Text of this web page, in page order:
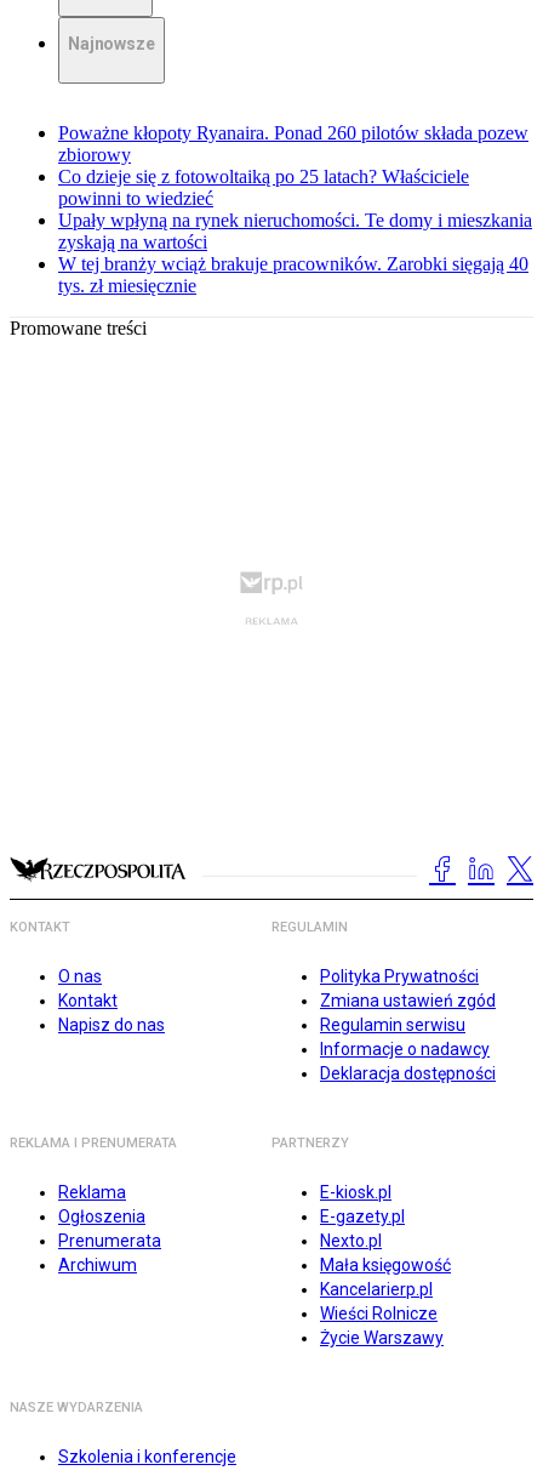
Najnowsze
Poważne kłopoty Ryanaira. Ponad 260 pilotów składa pozew
zbiorowy
Co dzieje się z fotowoltaiką po 25 latach? Właściciele
powinni to wiedzieć
Upały wpłyną na rynek nieruchomości. Te domy i mieszkania
zyskają na wartości
W tej branży wciąż brakuje pracowników. Zarobki sięgają 40
tys. zł miesięcznie
Promowane treści
KONTAKT
O nas
Kontakt
Napisz do nas
REGULAMIN
Polityka Prywatności
Zmiana ustawień zgód
Regulamin serwisu
Informacje o nadawcy
Deklaracja dostępności
REKLAMA I PRENUMERATA
Reklama
Ogłoszenia
Prenumerata
Archiwum
PARTNERZY
E-kiosk.pl
E-gazety.pl
Nexto.pl
Mała księgowość
Kancelarierp.pl
Wieści Rolnicze
Życie Warszawy
NASZE WYDARZENIA
Szkolenia i konferencje